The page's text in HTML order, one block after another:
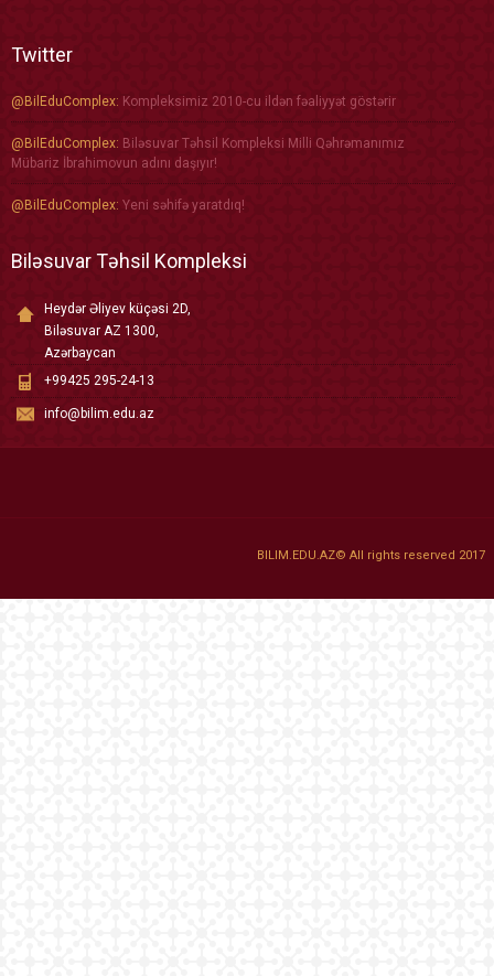
Twitter
@BilEduComplex: Kompleksimiz 2010-cu ildən fəaliyyət göstərir
@BilEduComplex: Biləsuvar Təhsil Kompleksi Milli Qəhrəmanımız
Mübariz İbrahimovun adını daşıyır!
@BilEduComplex: Yeni səhifə yaratdıq!
Biləsuvar Təhsil Kompleksi
Heydər Əliyev küçəsi 2D,
Biləsuvar AZ 1300,
Azərbaycan
+99425 295-24-13
info@bilim.edu.az
BILIM.EDU.AZ© All rights reserved 2017